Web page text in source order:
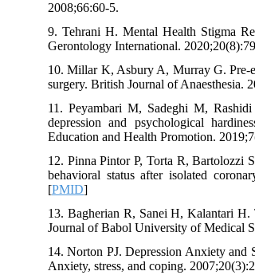
2008;66:60-5.
9. Tehrani H. Mental Health Stigma
Gerontology International.
10. Millar K, Asbury A, Murray G.
surgery. British Journal of Anaesthesia.
11. Peyambari M, Sadeghi M,
depression and psychological
Education and Health Promotion.
12. Pinna Pintor P, Torta R, Bartolozzi
behavioral status after isolated
[PMID]
13. Bagherian R, Sanei H, Kalantari H.
Journal of Babol University of Medical
14. Norton PJ. Depression Anxiety and
Anxiety, stress, and coping.